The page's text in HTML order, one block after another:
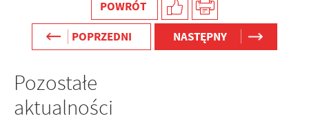
POWRÓT
POPRZEDNI
NASTĘPNY
Pozostałe
aktualności